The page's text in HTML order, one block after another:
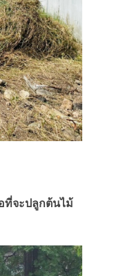
ที่จะปลูกต้นไม้